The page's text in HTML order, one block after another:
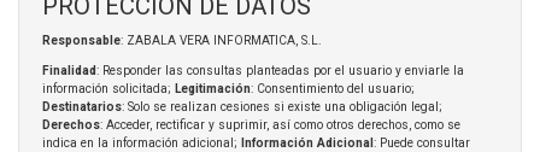
Responsable: ZABALA VERA INFORMATICA, S.L.
Finalidad: Responder las consultas planteadas por el usuario y enviarle la
información solicitada; Legitimación: Consentimiento del usuario;
Destinatarios: Solo se realizan cesiones si existe una obligación legal;
Derechos: Acceder, rectificar y suprimir, así como otros derechos, como se
indica en la información adicional;
Información Adicional : Puede consultar